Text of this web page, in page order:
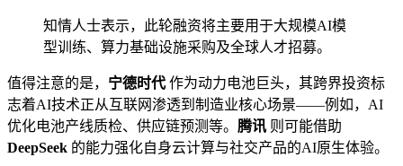
知情人士表示，此轮融资将主要用于大规模AI模
型训练、算力基础设施采购及全球人才招募。
值得注意的是， 宁德时代作为动力电池巨头，其跨界投资标
志着AI技术正从互联网渗透到制造业核心场景——例如，AI
优化电池产线质检、供应链预测等。 腾讯 则可能借助
DeepSeek 的能力强化自身云计算与社交产品的AI原生体验。